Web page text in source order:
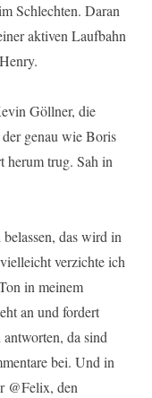
Schlechten. Daran
aktiven Laufbahn
Göllner, die
genau wie Boris
herum trug. Sah in
das wird in
verzichte ich
in meinem
an und fordert
da sind
bei. Und in
@Felix, den